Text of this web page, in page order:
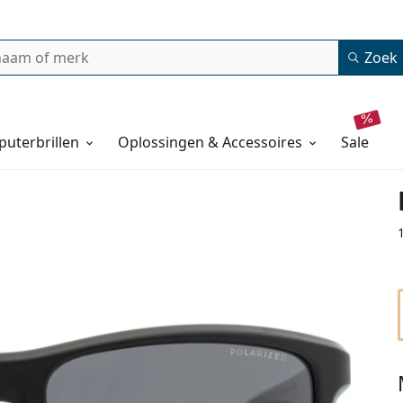
Zoek
Oplossingen & Accessoires sale